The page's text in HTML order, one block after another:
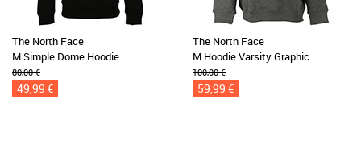
The North Face
M Simple Dome Hoodie
80,00 €
49,99 €
The North Face
M Hoodie Varsity Graphic
100,00 €
59,99 €